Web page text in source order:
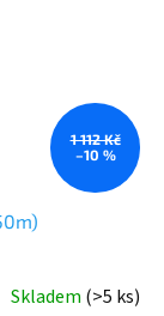
1 112 Kč
–10 %
Skladem (>5 ks)